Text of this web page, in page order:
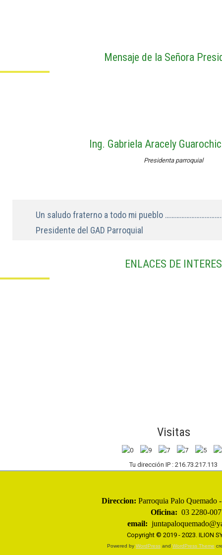
Mensaje de la Señora
Ing. Gabriela Aracely
Presidenta parroquial
Un saludo fraterno a todo mi pueblo
Presidente del GAD Parroquial
ENLACES DE INTERES
Visitas
Tu dirección IP : 216.73.217.113
Direccion: Parroquia Palo Quemado
Oficina: 03 2280-007
email:
Copyright © 2019 - 2023. ILION
Powered by WordPress and WordPress Theme